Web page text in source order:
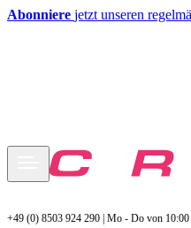
Abonniere jetzt unseren
+49 (0) 8503 924 290 | Mo - Do von